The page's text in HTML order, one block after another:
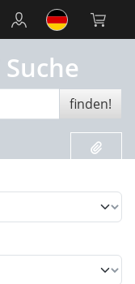
Login
Suche
finden!